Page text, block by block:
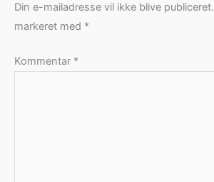
Din e-mailadresse vil ikke blive publiceret.
markeret med *
Kommentar *